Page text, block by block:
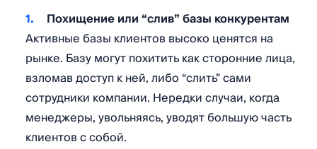
Похищение или “слив” базы конкурентам
Активные базы клиентов высоко ценятся на
рынке. Базу могут похитить как сторонние лица,
взломав доступ к ней, либо “слить” сами
сотрудники компании. Нередки случаи, когда
менеджеры, увольняясь, уводят большую часть
клиентов с собой.